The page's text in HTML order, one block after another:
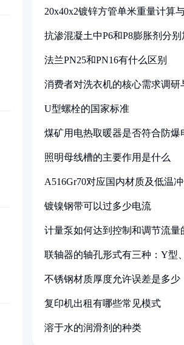
20x40x2镀锌方管单米重量计算
抗渗混凝土中P6和P8膨胀剂分
法兰PN25和PN16有什么区别
消费者对洗衣机的核心需求调研
U型螺栓的国家标准
煤矿用电热取暖器是否符合防爆
照明母线槽的主要作用是什么
A516Gr70对应国内材质及低温
镀镍钢带可以过多少电流
计量泵如何达到控制和调节流量
联轴器的轴孔形式有三种：Y型
不锈钢材质厚度允许误差是多少
复印机出租有哪些常见模式
溶于水的润滑剂的种类